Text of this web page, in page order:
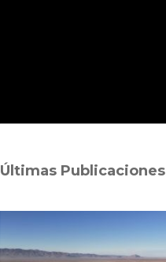
Últimas Publicaciones